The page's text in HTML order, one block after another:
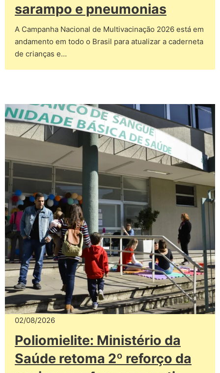
sarampo e pneumonias
A Campanha Nacional de Multivacinação 2026 está em
andamento em todo o Brasil para atualizar a caderneta
de crianças e…
02/08/2026
Poliomielite: Ministério da
Saúde retoma 2º reforço da